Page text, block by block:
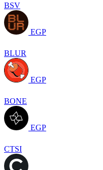
BSV
EGP
BLUR
EGP
BONE
EGP
CTSI